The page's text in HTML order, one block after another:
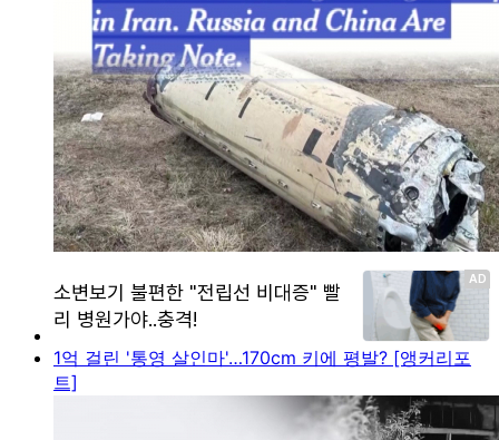
1억 걸린 '통영 살인마'…170cm 키에 평발? [앵커리포
트]